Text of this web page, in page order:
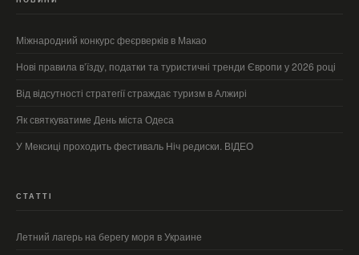
Міжнародний конкурс феєрверків в Макао
Нові правила в’їзду, податки та туристичні тренди Європи у 2026 році
Від відсутності стратегії страждає туризм в Алжирі
Як святкуватиме День міста Одеса
У Мексиці проходить фестиваль Ніч редиски. ВІДЕО
СТАТТІ
Летний лагерь на берегу моря в Украине